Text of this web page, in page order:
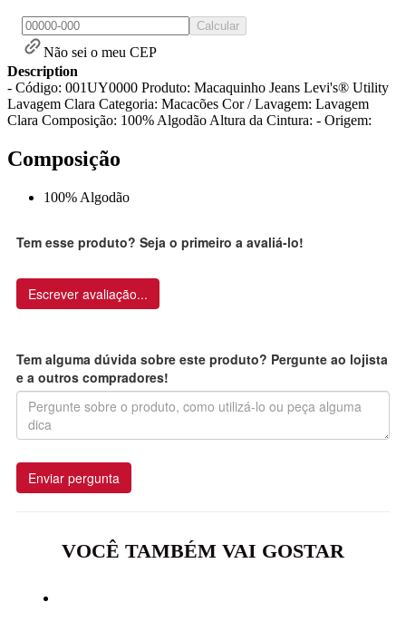
Calcular
Não sei o meu CEP
Description
- Código: 001UY0000 Produto: Macaquinho Jeans Levi's® Utility
Lavagem Clara Categoria: Macacões Cor / Lavagem: Lavagem
Clara Composição: 100% Algodão Altura da Cintura: - Origem:
Composição
100% Algodão
Tem esse produto? Seja o primeiro a avaliá-lo!
Escrever avaliação...
Tem alguma dúvida sobre este produto? Pergunte ao lojista
e a outros compradores!
Enviar pergunta
VOCÊ TAMBÉM VAI GOSTAR